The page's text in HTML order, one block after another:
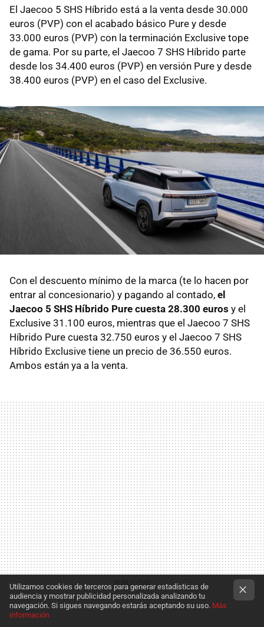
El Jaecoo 5 SHS Híbrido está a la venta desde 30.000
euros (PVP) con el acabado básico Pure y desde
33.000 euros (PVP) con la terminación Exclusive tope
de gama. Por su parte, el Jaecoo 7 SHS Híbrido parte
desde los 34.400 euros (PVP) en versión Pure y desde
38.400 euros (PVP) en el caso del Exclusive.
Con el descuento mínimo de la marca (te lo hacen por
entrar al concesionario) y pagando al contado, el
Jaecoo 5 SHS Híbrido Pure cuesta 28.300 euros y el
Exclusive 31.100 euros, mientras que el Jaecoo 7 SHS
Híbrido Pure cuesta 32.750 euros y el Jaecoo 7 SHS
Híbrido Exclusive tiene un precio de 36.550 euros.
Ambos están ya a la venta.
Utilizamos cookies de terceros para generar estadísticas de
audiencia y mostrar publicidad personalizada analizando tu
navegación. Si sigues navegando estarás aceptando su uso. Más
información